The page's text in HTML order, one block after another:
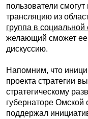
пользователи
трансляцию из
группа в социальной
желающий сможет ее
дискуссию.
Напомним, что
проекта стратегии
стратегическому
губернаторе Омской
поддержал